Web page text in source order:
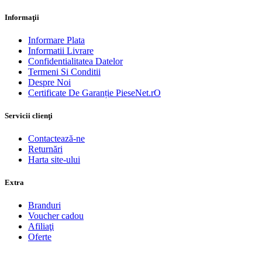
Informaţii
Informare Plata
Informatii Livrare
Confidentialitatea Datelor
Termeni Si Conditii
Despre Noi
Certificate De Garanție PieseNet.rO
Servicii clienţi
Contactează-ne
Returnări
Harta site-ului
Extra
Branduri
Voucher cadou
Afiliaţi
Oferte